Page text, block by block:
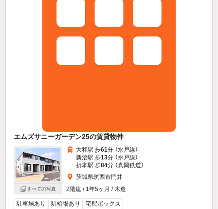
エムズサニーガーデン25の賃貸物件
すべての写真
大和駅 歩61分 （水戸線）
新治駅 歩13分 （水戸線）
折本駅 歩84分 （真岡鉄道）
茨城県筑西市門井
2階建 / 1年5ヶ月 / 木造
駐車場あり 駐輪場あり 宅配ボックス